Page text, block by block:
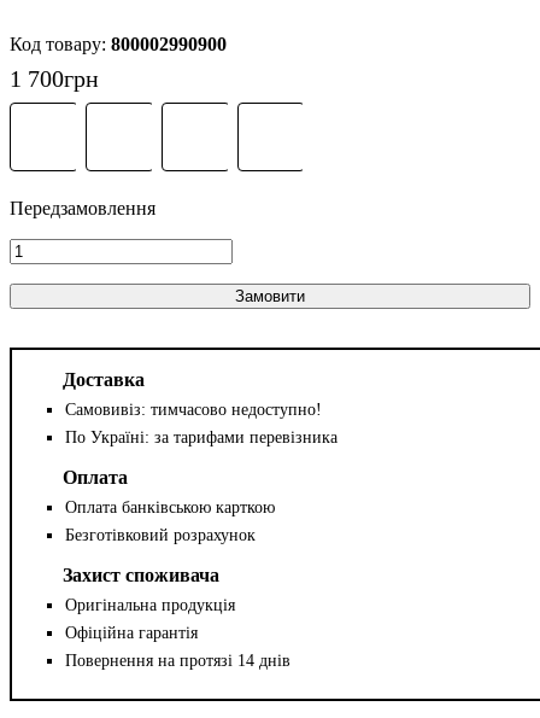
800002990900
1 700грн
Замовити
Доставка
Самовивіз: тимчасово недоступно!
По Україні: за тарифами перевізника
Оплата
Оплата банківською карткою
Безготівковий розрахунок
Захист споживача
Оригінальна продукція
Офіційна гарантія
Повернення на протязі 14 днів